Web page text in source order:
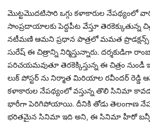
మొట్టమొదటిసారి ఒగ్గు కళాకారుల నేపథ్యంలో
సాంప్రదాయాలకు పెద్దపీట వేస్తూ తెరకెక్కుతున్న
నటీమణి ఆమని ప్రధాన పాత్రలో మమత
సురేష్ ఈ చిత్రాన్ని నిర్మిస్తున్నారు. దర్శకుడిగా
పరిచయమవుతూ తెరకెక్కిస్తున్న ఈ చిత్రం
లుక్ పోస్టర్ ను నిర్మాత మిరియాల రవీందర్ రెడ్డి
కళాకారుల నేపథ్యంలో వస్తున్న తొలి సినిమా
భారీగా పెరిగిపోయాయి. దీనికి తోడు తెలంగాణ
భరితమైన సినిమా ఇది అని, ఈ సినిమా హీరో